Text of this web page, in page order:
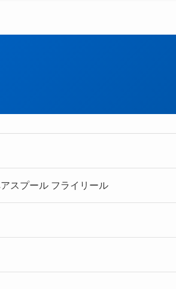
スプール フライリール